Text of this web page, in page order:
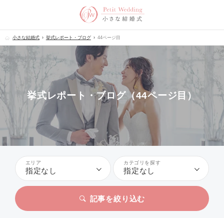
小さな結婚式 挙式レポート・ブログ 44ページ目
挙式レポート・ブログ（44ページ目）
エリア
指定なし
カテゴリを探す
指定なし
記事を絞り込む